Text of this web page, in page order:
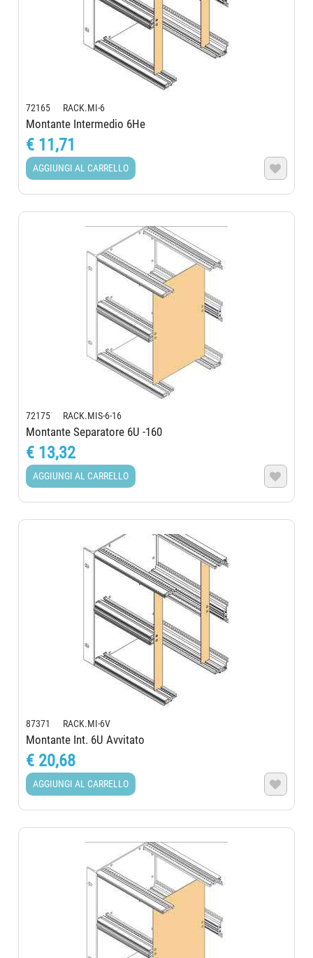
72165 RACK.MI-6
Montante Intermedio 6He
€ 11,71
AGGIUNGI AL CARRELLO 
72175 RACK.MIS-6-16
Montante Separatore 6U -160
€ 13,32
AGGIUNGI AL CARRELLO 
87371 RACK.MI-6V
Montante Int. 6U Avvitato
€ 20,68
AGGIUNGI AL CARRELLO 